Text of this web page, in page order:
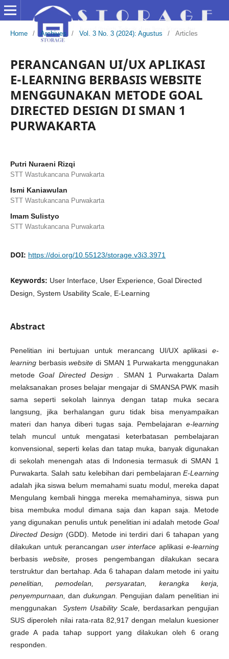
Home / Archives / Vol. 3 No. 3 (2024): Agustus / Articles
PERANCANGAN UI/UX APLIKASI
E-LEARNING BERBASIS WEBSITE
MENGGUNAKAN METODE GOAL
DIRECTED DESIGN DI SMAN 1
PURWAKARTA
Putri Nuraeni Rizqi
STT Wastukancana Purwakarta
Ismi Kaniawulan
STT Wastukancana Purwakarta
Imam Sulistyo
STT Wastukancana Purwakarta
DOI: https://doi.org/10.55123/storage.v3i3.3971
Keywords: User Interface, User Experience, Goal Directed
Design, System Usability Scale, E-Learning
Abstract
Penelitian ini bertujuan untuk merancang UI/UX aplikasie-
learningberbasiswebsite di SMAN 1 Purwakarta menggunakan
metodeGoal Directed Design . SMAN 1 Purwakarta Dalam
melaksanakan proses belajar mengajar di SMANSA PWK masih
sama seperti sekolah lainnya dengan tatap muka secara
langsung, jika berhalangan guru tidak bisa menyampaikan
materi dan hanya diberi tugas saja. Pembelajarane-learning
telah muncul untuk mengatasi keterbatasan pembelajaran
konvensional, seperti kelas dan tatap muka, banyak digunakan
di sekolah menengah atas di Indonesia termasuk di SMAN 1
Purwakarta. Salah satu kelebihan dari pembelajaranE-Learning
adalah jika siswa belum memahami suatu modul, mereka dapat
Mengulang kembali hingga mereka memahaminya, siswa pun
bisa membuka modul dimana saja dan kapan saja. Metode
yang digunakan penulis untuk penelitian ini adalah metodeGoal
Directed Design (GDD). Metode ini terdiri dari 6 tahapan yang
dilakukan untuk perancangan user interface aplikasie-learning
berbasiswebsite,
proses pengembangan dilakukan secara
terstruktur dan bertahap. Ada 6 tahapan dalam metode ini yaitu
penelitian, pemodelan, persyaratan, kerangka kerja,
penyempurnaan,
dan dukungan.
Pengujian dalam penelitian ini
menggunakan System Usability Scale,
berdasarkan pengujian
SUS diperoleh nilai rata-rata 82,917 dengan melalun kuesioner
grade A pada tahap support yang dilakukan oleh 6 orang
responden.